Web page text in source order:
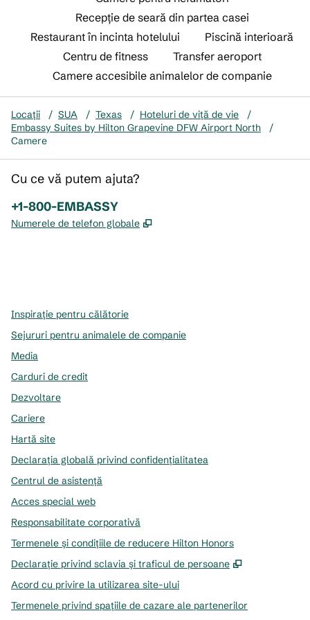
Recepție de seară din partea casei
Restaurant în incinta hotelului
Piscină interioară
Centru de fitness
Transfer aeroport
Camere accesibile animalelor de companie
Locații / SUA / Texas / Hoteluri de viță de vie
/
Embassy Suites by Hilton Grapevine DFW Airport North
/
Camere
Cu ce vă putem ajuta?
Telefon:
+1-800-EMBASSY
Numerele de telefon globale ,
Inspirație pentru călătorie
Sejururi pentru animalele de companie
Media
Carduri de credit
Dezvoltare
Cariere
Hartă site
Declarația globală privind confidenţialitatea
Centrul de asistență
Acces special web
Responsabilitate corporativă
Termenele și condițiile de reducere Hilton Honors
Declarație privind sclavia și traficul de persoane
,
Acord cu privire la utilizarea site-ului
Termenele privind spațiile de cazare ale partenerilor